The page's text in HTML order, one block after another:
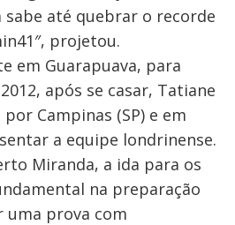
até quebrar o recorde
projetou.
em Guarapuava, para
após se casar, Tatiane
Campinas (SP) e em
a equipe londrinense.
Miranda, a ida para os
na preparação
uma prova com